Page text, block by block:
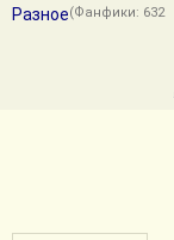
Разное(Фанфики: 632